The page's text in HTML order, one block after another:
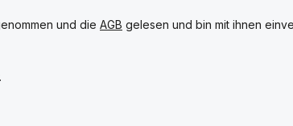
und die AGB gelesen und bin mit ihnen